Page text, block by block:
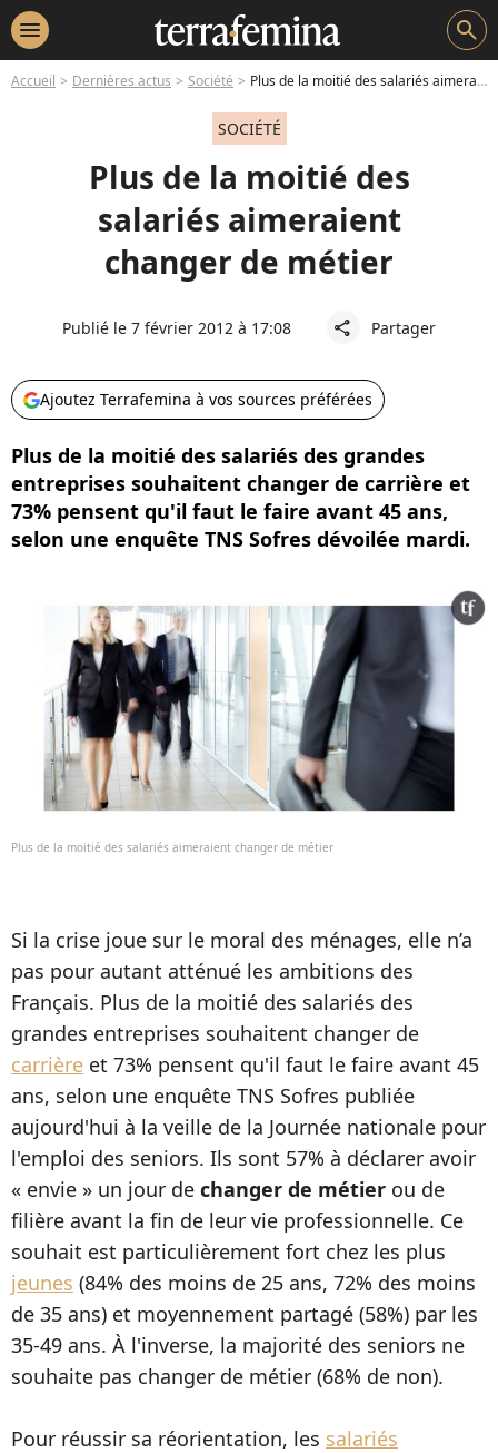
menu search
Accueil Dernières actus Société Plus de la moitié des salariés aimeraient changer de métier
SOCIÉTÉ
Plus de la moitié des
salariés aimeraient
changer de métier
Publié le 7 février 2012 à 17:08 share Partager
Ajoutez Terrafemina à vos sources préférées
Plus de la moitié des salariés des grandes
entreprises souhaitent changer de carrière et
73% pensent qu'il faut le faire avant 45 ans,
selon une enquête TNS Sofres dévoilée mardi.
Plus de la moitié des salariés aimeraient changer de métier
Si la crise joue sur le moral des ménages, elle n’a
pas pour autant atténué les ambitions des
Français. Plus de la moitié des salariés des
grandes entreprises souhaitent changer de
carrière et 73% pensent qu'il faut le faire avant 45
ans, selon une enquête TNS Sofres publiée
aujourd'hui à la veille de la Journée nationale pour
l'emploi des seniors. Ils sont 57% à déclarer avoir
« envie » un jour de changer de métier ou de
filière avant la fin de leur vie professionnelle. Ce
souhait est particulièrement fort chez les plus
jeunes (84% des moins de 25 ans, 72% des moins
de 35 ans) et moyennement partagé (58%) par les
35-49 ans. À l'inverse, la majorité des seniors ne
souhaite pas changer de métier (68% de non).
Pour réussir sa réorientation, les salariés